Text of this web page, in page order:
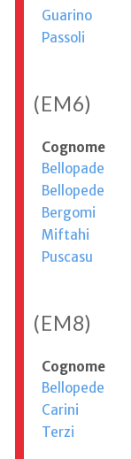
Guarino
Passoli
(EM6)
Cognome
Bellopade
Bellopede
Bergomi
Miftahi
Puscasu
(EM8)
Cognome
Bellopede
Carini
Terzi